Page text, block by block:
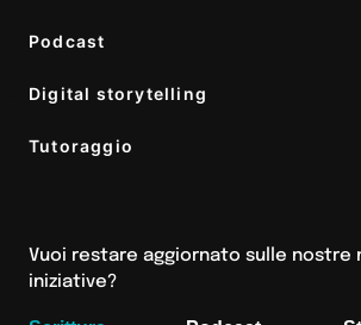
Podcast
Digital storytelling
Tutoraggio
Vuoi restare aggiornato sulle nostre
iniziative?